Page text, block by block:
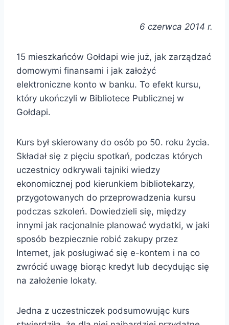
6 czerwca 2014 r.
15 mieszkańców Gołdapi wie już, jak zarządzać
domowymi finansami i jak założyć
elektroniczne konto w banku. To efekt kursu,
który ukończyli w Bibliotece Publicznej w
Gołdapi.
Kurs był skierowany do osób po 50. roku życia.
Składał się z pięciu spotkań, podczas których
uczestnicy odkrywali tajniki wiedzy
ekonomicznej pod kierunkiem bibliotekarzy,
przygotowanych do przeprowadzenia kursu
podczas szkoleń. Dowiedzieli się, między
innymi jak racjonalnie planować wydatki, w jaki
sposób bezpiecznie robić zakupy przez
Internet, jak posługiwać się e-kontem i na co
zwrócić uwagę biorąc kredyt lub decydując się
na założenie lokaty.
Jedna z uczestniczek podsumowując kurs